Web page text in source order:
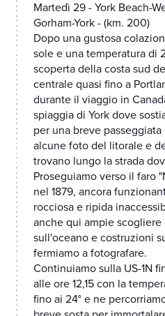
Martedì 29 - York Beach-
Gorham-York - (km. 200)
Dopo una gustosa
sole e una temperatura di
scoperta della costa sud
centrale quasi fino a
durante il viaggio in
spiaggia di York dove
per una breve
alcune foto del litorale e
trovano lungo la strada
Proseguiamo verso il faro
nel 1879, ancora
rocciosa e ripida
anche qui ampie scogliere
sull'oceano e costruzioni
fermiamo a fotografare.
Continuiamo sulla US-1N
alle ore 12,15 con la
fino ai 24° e ne